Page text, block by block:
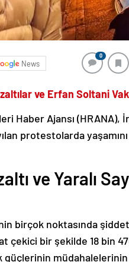
News
0
ve Erfan Soltani
Haber Ajansı (HRANA),
protestolarda
ve Yaralı
birçok noktasında
çekici bir şekilde 18 bin